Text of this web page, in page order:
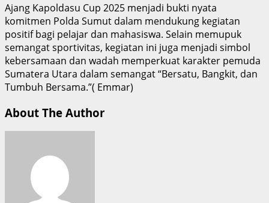
Ajang Kapoldasu Cup 2025 menjadi bukti nyata
komitmen Polda Sumut dalam mendukung kegiatan
positif bagi pelajar dan mahasiswa. Selain memupuk
semangat sportivitas, kegiatan ini juga menjadi simbol
kebersamaan dan wadah memperkuat karakter pemuda
Sumatera Utara dalam semangat “Bersatu, Bangkit, dan
Tumbuh Bersama.”( Emmar)
About The Author